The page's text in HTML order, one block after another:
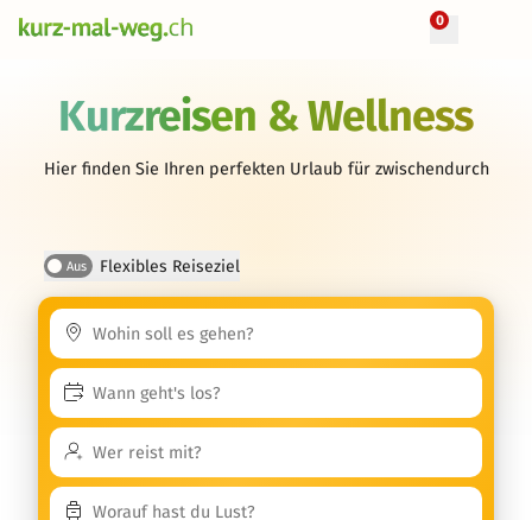
0
Kurzreisen & Wellness
Hier finden Sie Ihren perfekten Urlaub für zwischendurch
Aus Flexibles Reiseziel